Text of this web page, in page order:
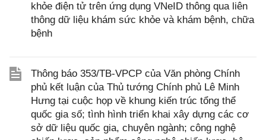
khỏe điện tử trên ứng dụng VNeID thông qua liên
thông dữ liệu khám sức khỏe và khám bệnh, chữa
bệnh
Thông báo 353/TB-VPCP của Văn phòng Chính
phủ kết luận của Thủ tướng Chính phủ Lê Minh
Hưng tại cuộc họp về khung kiến trúc tổng thể
quốc gia số; tình hình triển khai xây dựng các cơ
sở dữ liệu quốc gia, chuyên ngành; công nghệ